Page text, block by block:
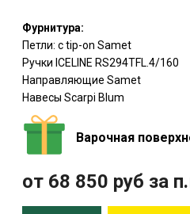
Фурнитура:
Петли: c tip-on Samet
Ручки ICELINE RS294TFL.4/160
Направляющие Samet
Навесы Scarpi Blum
Варочная
от 68 850 руб за